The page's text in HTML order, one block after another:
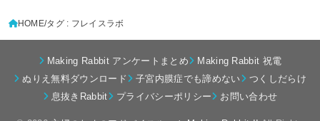
HOME タグ : フレイスラボ
Making Rabbit アンケートまとめ
Making Rabbit 祝電
ぬりえ無料ダウンロード
子宮内膜症でも諦めない
つくしだらけ
息抜きRabbit
プライバシーポリシー お問い合わせ